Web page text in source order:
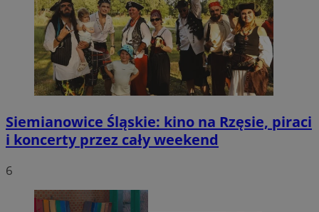
Siemianowice Śląskie: kino na Rzęsie, piraci
i koncerty przez cały weekend
6